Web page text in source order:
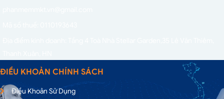
ĐIỀU KHOẢN CHÍNH SÁCH
Điều Khoản Sử Dụng